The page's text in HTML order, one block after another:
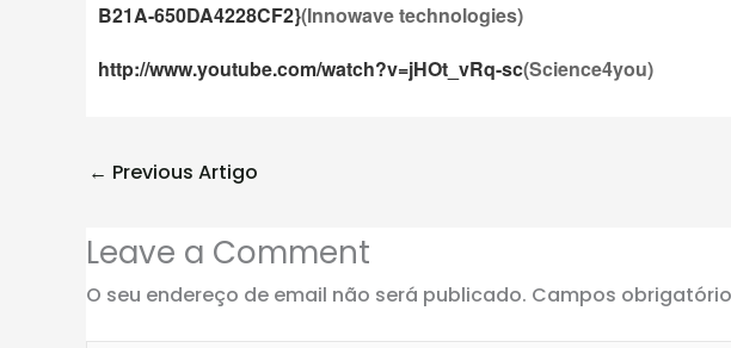
B21A-650DA4228CF2}(Innowave technologies)
http://www.youtube.com/watch?v=jHOt_vRq-sc(Science4you)
← Previous Artigo
Leave a Comment
O seu endereço de email não será publicado. Campos